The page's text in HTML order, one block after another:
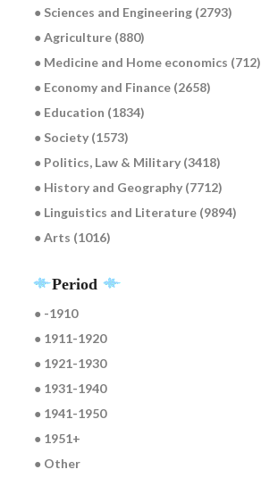
● Sciences and Engineering (2793)
● Agriculture (880)
● Medicine and Home economics (712)
● Economy and Finance (2658)
● Education (1834)
● Society (1573)
● Politics, Law & Military (3418)
● History and Geography (7712)
● Linguistics and Literature (9894)
● Arts (1016)
Period
● -1910
● 1911-1920
● 1921-1930
● 1931-1940
● 1941-1950
● 1951+
● Other